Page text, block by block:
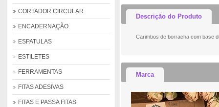
CORTADOR CIRCULAR
ENCADERNAÇÃO
ESPATULAS
ESTILETES
FERRAMENTAS
FITAS ADESIVAS
FITAS E PASSA FITAS
Descrição do Produto
Carimbos de borracha com base
Marca